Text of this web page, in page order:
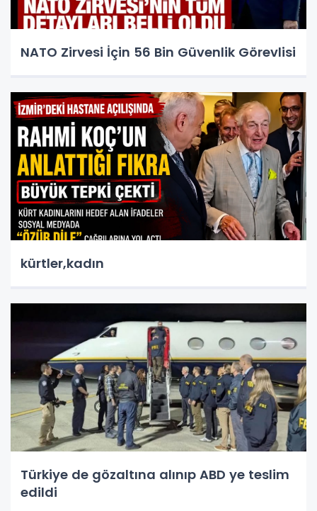
NATO Zirvesi İçin 56 Bin Güvenlik Görevlisi
kürtler,kadın
Türkiye de gözaltına alınıp ABD ye teslim
edildi